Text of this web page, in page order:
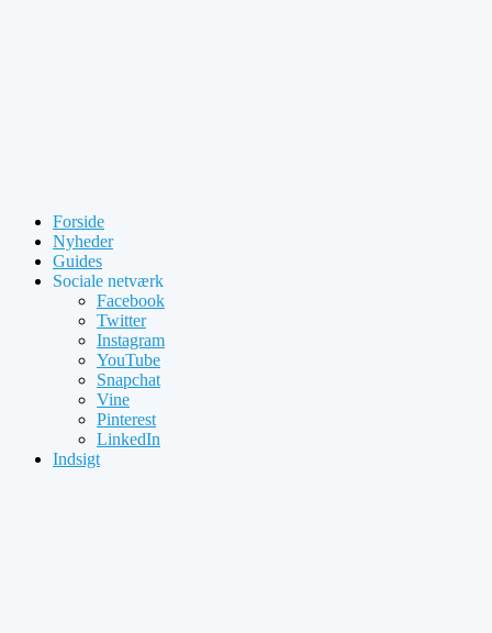
Forside
Nyheder
Guides
Sociale netværk
Facebook
Twitter
Instagram
YouTube
Snapchat
Vine
Pinterest
LinkedIn
Indsigt